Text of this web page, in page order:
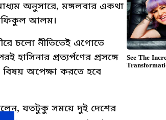
অনুসারে, মঙ্গলবার একথা
রফিকুল আলম।
চলো নীতিতেই এগোতে
প্রত্যর্পণের প্রসঙ্গে
বিষয় অপেক্ষা করতে হবে
বলেন, যতটুকু সময়ে দুই দেশের